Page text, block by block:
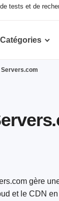
tests et de
Catégories
Servers.com
gère
et le CDN